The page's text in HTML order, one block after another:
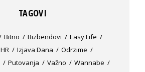
TAGOVI
Bitno Bizbendovi
Easy Life
HR Izjava Dana
Odrzime
Putovanja Važno
Wannabe